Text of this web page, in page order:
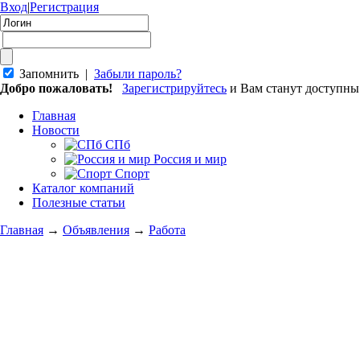
Вход|Регистрация
Запомнить | Забыли пароль?
Добро пожаловать!
Зарегистрируйтесь и Вам станут
Главная
Новости
СПб
Россия и мир
Спорт
Каталог компаний
Полезные статьи
Главная → Объявления → Работа